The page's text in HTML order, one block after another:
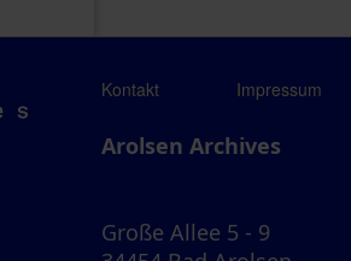
Kontakt Impressum
Arolsen Archives
Große Allee 5 - 9